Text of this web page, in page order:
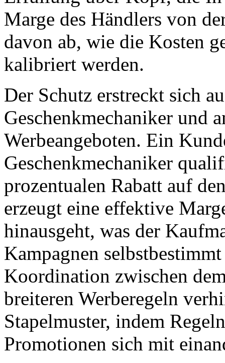
Marge des Händlers von
davon ab, wie die Kosten
kalibriert werden.
Der Schutz erstreckt sich
Geschenkmechaniker und
Werbeangeboten. Ein
Geschenkmechaniker
prozentualen Rabatt auf
erzeugt eine effektive
hinausgeht, was der
Kampagnen
Koordination zwischen
breiteren Werberegeln
Stapelmuster, indem
Promotionen sich mit